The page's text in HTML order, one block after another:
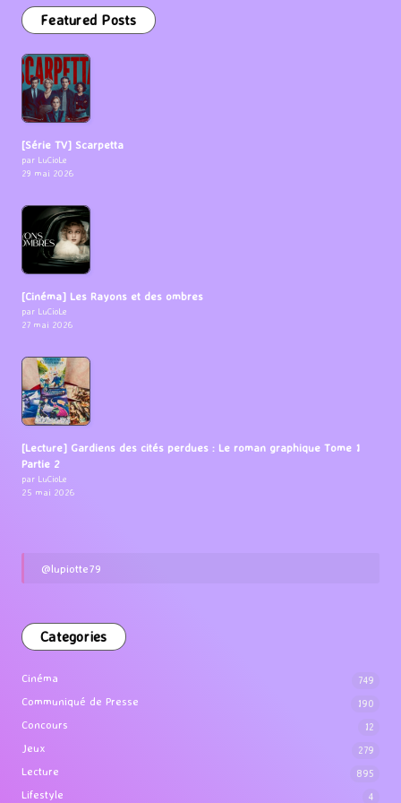
Featured Posts
[Série TV] Scarpetta
par LuCioLe
29 mai 2026
[Cinéma] Les Rayons et des ombres
par LuCioLe
27 mai 2026
[Lecture] Gardiens des cités perdues : Le roman graphique Tome 1
Partie 2
par LuCioLe
25 mai 2026
@lupiotte79
Categories
Cinéma 749
Communiqué de Presse 190
Concours 12
Jeux 279
Lecture 895
Lifestyle 4